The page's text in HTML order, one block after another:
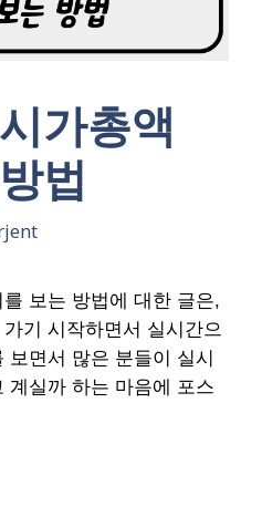
가총액
법
보는 방법에 대한 글은,
기 시작하면서 실시간으
보면서 많은 분들이 실시
계실까 하는 마음에 포스